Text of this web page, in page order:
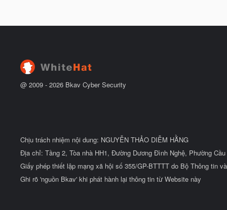
@ 2009 - 2026 Bkav Cyber Security
Chịu trách nhiệm nội dung: NGUYỄN THẢO DIỄM HẰNG
Địa chỉ: Tầng 2, Tòa nhà HH1, Đường Dương Đình Nghệ, Phường
Giấy phép thiết lập mạng xã hội số 355/GP-BTTTT do Bộ Thông tin
Ghi rõ 'nguồn Bkav' khi phát hành lại thông tin từ Website này